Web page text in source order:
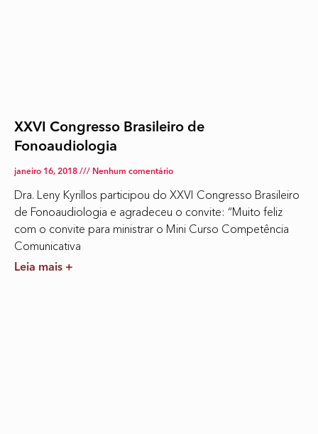
XXVI Congresso Brasileiro de
Fonoaudiologia
janeiro 16, 2018 Nenhum comentário
Dra. Leny Kyrillos participou do XXVI Congresso Brasileiro
de Fonoaudiologia e agradeceu o convite: “Muito feliz
com o convite para ministrar o Mini Curso Competência
Comunicativa
Leia mais +